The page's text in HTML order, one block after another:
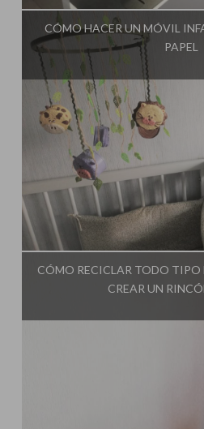
CÓMO HACER UN MÓVIL
PAPEL
Influencer: El
CÓMO RECICLAR TODO TIPO
CREAR UN